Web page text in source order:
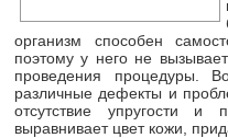
организм способен
поэтому у него не
проведения процедуры.
различные дефекты и
отсутствие упругости и
выравнивает цвет кожи,